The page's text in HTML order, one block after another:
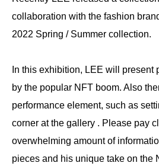
collaboration with the fashion
2022 Spring / Summer collection.
In this exhibition, LEE will present
by the popular NFT boom. Also
performance element, such as
corner at the gallery . Please pay
overwhelming amount of
pieces and his unique take on the